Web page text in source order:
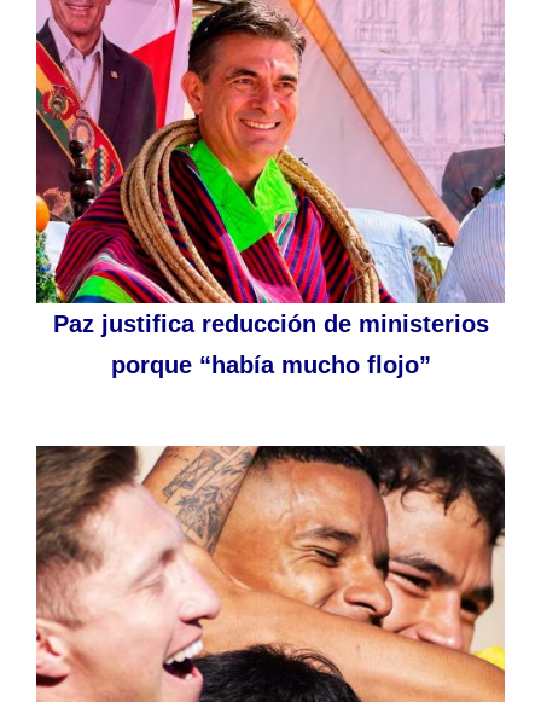
Paz justifica reducción de ministerios
porque “había mucho flojo”